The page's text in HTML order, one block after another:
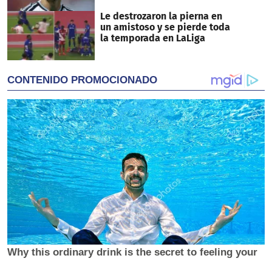
Le destrozaron la pierna en
un amistoso y se pierde toda
la temporada en LaLiga